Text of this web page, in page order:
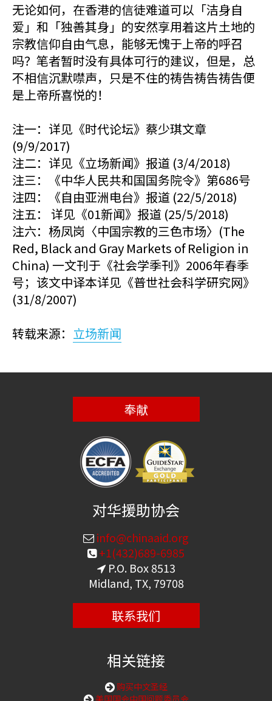
无论如何，在香港的信徒难道可以「洁身自
爱」和「独善其身」的安然享用着这片土地的
宗教信仰自由气息，能够无愧于上帝的呼召
吗？笔者暂时没有具体可行的建议，但是，总
不相信沉默噤声，只是不住的祷告祷告祷告便
是上帝所喜悦的！
注一：详见《时代论坛》蔡少琪文章
(9/9/2017)
注二：详见《立场新闻》报道 (3/4/2018)
注三：《中华人民共和国国务院令》第686号
注四：《自由亚洲电台》报道 (22/5/2018)
注五： 详见《01新闻》报道 (25/5/2018)
注六：杨凤岗〈中国宗教的三色市场〉(The
Red, Black and Gray Markets of Religion in
China) 一文刊于《社会学季刊》2006年春季
号；该文中译本详见《普世社会科学研究网》
(31/8/2007)
转载来源： 立场新闻
奉献
对华援助协会
info@chinaaid.org
+1(432)689-6985
P.O. Box 8513
Midland, TX, 79708
联系我们
相关链接
购买中文圣经
美国国会中国问题委员会